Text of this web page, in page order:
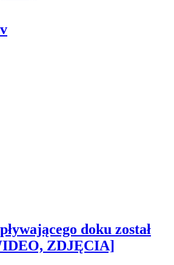
doku został
ZDJĘCIA]